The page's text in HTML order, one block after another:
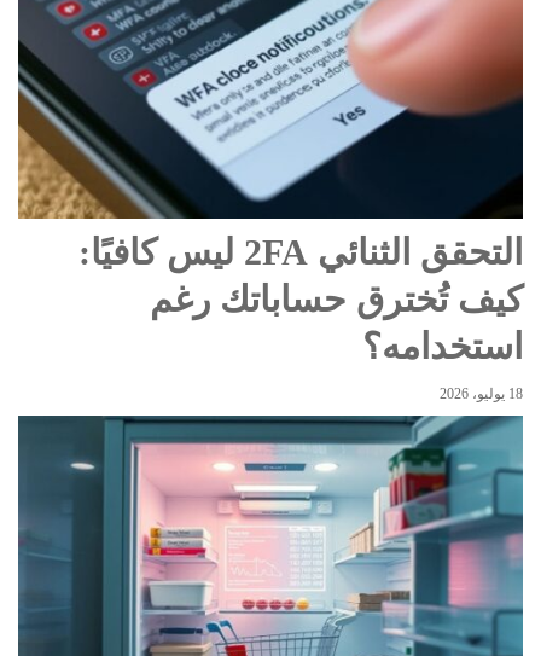
التحقق الثنائي 2FA ليس كافيًا:
كيف تُخترق حساباتك رغم
استخدامه؟
18 يوليو، 2026